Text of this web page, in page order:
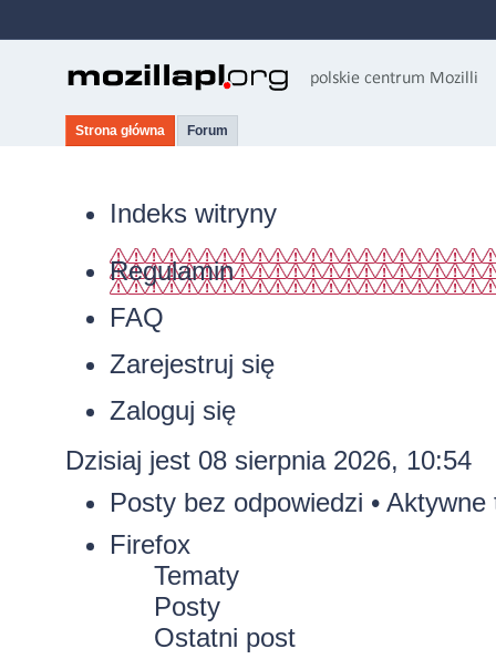
Strona główna Forum
Indeks witryny
Regulamin
FAQ
Zarejestruj się
Zaloguj się
Dzisiaj jest 08 sierpnia 2026, 10:54
Posty bez odpowiedzi • Aktywne
Firefox
Tematy
Posty
Ostatni post